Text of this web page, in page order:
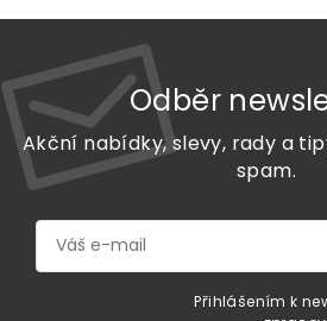
Odběr
Akční nabídky, slevy, rady a
spam.
Přihlášením k